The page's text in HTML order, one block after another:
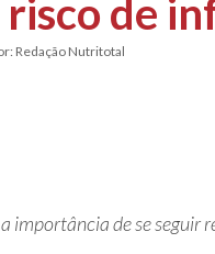
de
Redação Nutritotal
importância de se seguir